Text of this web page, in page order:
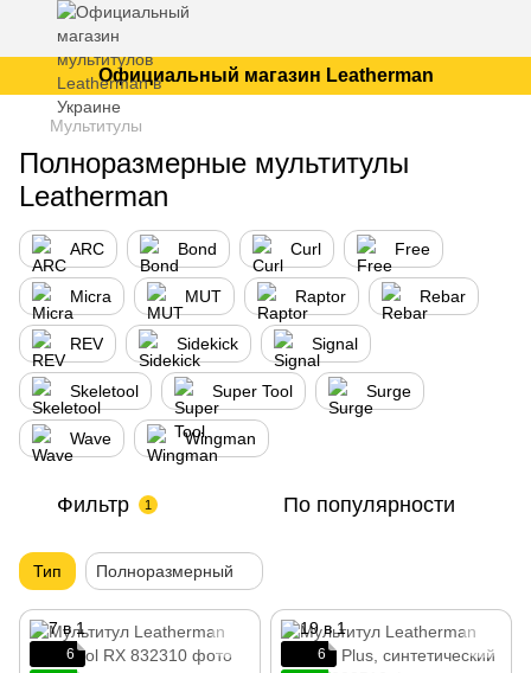
Официальный магазин Leatherman
Мультитулы
Полноразмерные мультитулы
Leatherman
ARC Bond Curl Free
Micra MUT Raptor Rebar
REV Sidekick Signal
Skeletool Super Tool Surge
Wave Wingman
Фильтр 1 По популярности
Тип Полноразмерный
6
6